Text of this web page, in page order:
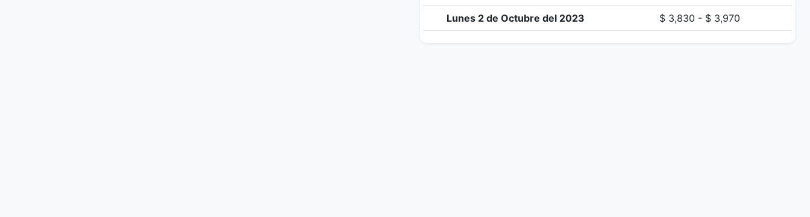
Lunes 2 de Octubre del 2023 $ 3,830 - $ 3,970